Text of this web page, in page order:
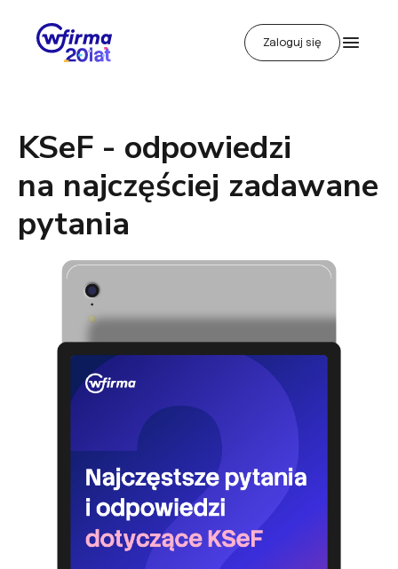
Zaloguj się
KSeF - odpowiedzi
na najczęściej zadawane
pytania